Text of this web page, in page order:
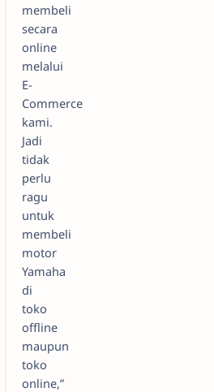
membeli
secara
online
melalui
E-
Commerce
kami.
Jadi
tidak
perlu
ragu
untuk
membeli
motor
Yamaha
di
toko
offline
maupun
toko
online,”